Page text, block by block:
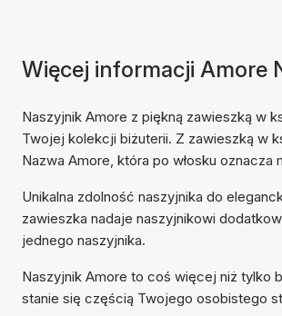
Więcej informacji Amore
Naszyjnik Amore z piękną zawieszką w
Twojej kolekcji biżuterii. Z zawieszką w
Nazwa Amore, która po włosku
Unikalna zdolność naszyjnika do
zawieszka nadaje naszyjnikowi
jednego naszyjnika.
Naszyjnik Amore to coś więcej niż tylko
stanie się częścią Twojego osobistego